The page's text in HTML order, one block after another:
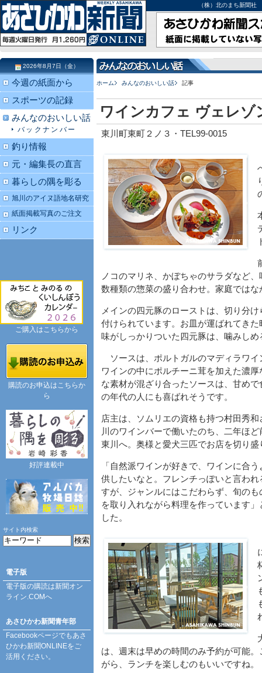
（株）北のまち新聞
ホーム みんなのおいしい話 記事
ワインカフェ ヴェレゾ
東川町東町２ノ３・TEL99-0015
ノコのマリネ、かぼちゃのサラダなど
数種類の惣菜の盛り合わせ。家庭では
メインの四元豚のローストは、切り分
付けられています。お皿が運ばれてき
味がしっかりついた四元豚は、噛みし
ソースは、ポルトガルのマディラワイ
ワインの中にポルチーニ茸を加えた濃
な素材が混ざり合ったソースは、甘め
の年代の人にも喜ばれそうです。
店主は、ソムリエの資格も持つ村田秀和
川のワインバーで働いたのち、二年ほ
東川へ。奥様と愛犬三匹でお店を切り盛
「自然派ワインが好きで、ワインに合
供したいなと。フレンチっぽいと言われ
すが、ジャンルにはこだわらず、旬のも
を取り入れながら料理を作っています
した。
は、週末は早めの時間のみ予約が可能
がら、ランチを楽しむのもいいですね。
2026年8月7日（金）
今週の紙面から
スポーツの記録
みんなのおいしい話
バックナンバー
釣り情報
元・編集長の直言
暮らしの隅を彫る
旭川のアイヌ語地名研究
紙面掲載写真のご注文
リンク
ご購入はこちらから
購読のお申込はこちらか
ら
好評連載中
サイト内検索
電子版
電子版の購読は新聞オン
ライン.COMへ
あさひかわ新聞青年部
Facebookページでもあさ
ひかわ新聞ONLINEをご
活用ください。